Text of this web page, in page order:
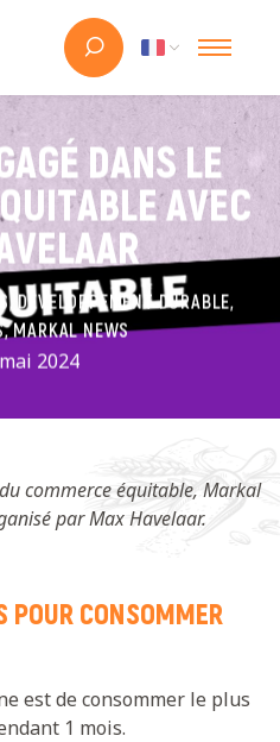
DANS LE
AVEC
DÉVELOPPEMENT DURABLE,
MARKAL NEWS
2024
commerce équitable, Markal
par Max Havelaar.
CONSOMMER
est de consommer le plus
1 mois.